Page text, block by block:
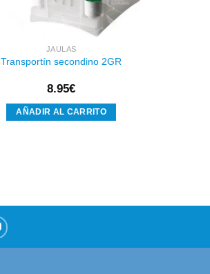
JAULAS
Transportín secondino 2GR
8.95€
AÑADIR AL CARRITO